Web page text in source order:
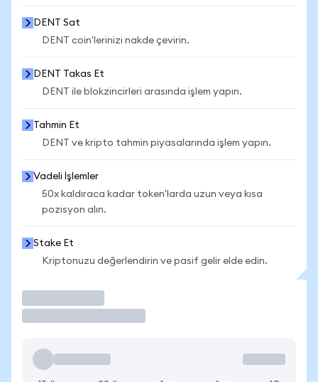
DENT Sat
DENT coin'lerinizi nakde çevirin.
DENT Takas Et
DENT ile blokzincirleri arasında işlem yapın.
Tahmin Et
DENT ve kripto tahmin piyasalarında işlem yapın.
Vadeli İşlemler
50x kaldıraca kadar token'larda uzun veya kısa
pozisyon alın.
Stake Et
Kriptonuzu değerlendirin ve pasif gelir elde edin.